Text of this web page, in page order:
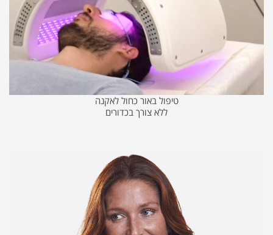
טיפול באור כחול לאקנה
ללא צורך בכדורים